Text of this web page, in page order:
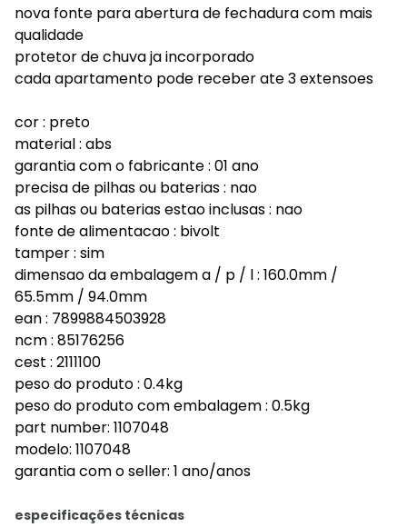
nova fonte para abertura de fechadura com mais
qualidade
protetor de chuva ja incorporado
cada apartamento pode receber ate 3 extensoes
cor : preto
material : abs
garantia com o fabricante : 01 ano
precisa de pilhas ou baterias : nao
as pilhas ou baterias estao inclusas : nao
fonte de alimentacao : bivolt
tamper : sim
dimensao da embalagem a / p / l : 160.0mm /
65.5mm / 94.0mm
ean : 7899884503928
ncm : 85176256
cest : 2111100
peso do produto : 0.4kg
peso do produto com embalagem : 0.5kg
part number: 1107048
modelo: 1107048
garantia com o seller: 1 ano/anos
especificações técnicas